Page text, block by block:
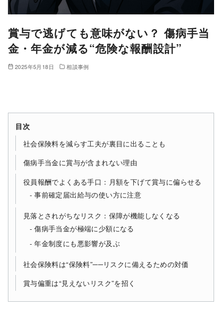
賞与で逃げても意味がない？ 傷病手当
金・年金が減る“危険な報酬設計”
2025年5月18日 相談事例
目次
社会保険料を減らす工夫が裏目に出ることも
傷病手当金に賞与が含まれない理由
役員報酬でよくある手口：月額を下げて賞与に偏らせる
事前確定届出給与の使い方に注意
見落とされがちなリスク：保障が機能しなくなる
傷病手当金が極端に少額になる
年金制度にも悪影響が及ぶ
社会保険料は“保険料”──リスクに備えるための対価
賞与偏重は“見えないリスク”を招く